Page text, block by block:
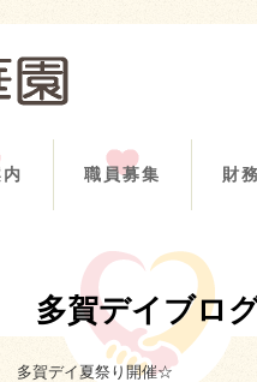
職員募集 財
多賀デイブロ
多賀デイ夏祭り開催☆